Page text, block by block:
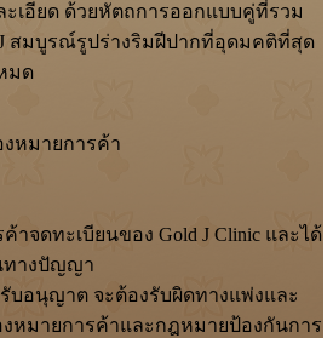
ะเอียด ด้วยหัตถการออกแบบคู่ที่รวม
J สมบูรณ์รูปร่างริมฝีปากที่อุดมคติที่สุด
มด
งหมายการค้า
าจดทะเบียนของ Gold J Clinic และได้
ทางปัญญา
บอนุญาต จะต้องรับผิดทางแพ่งและ
หมายการค้าและกฎหมายป้องกันการ